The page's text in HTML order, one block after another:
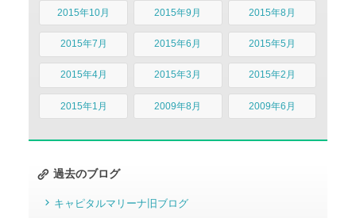
2015年10月 2015年9月 2015年8月
2015年7月 2015年6月 2015年5月
2015年4月 2015年3月 2015年2月
2015年1月 2009年8月 2009年6月
過去のブログ
キャピタルマリーナ旧ブログ